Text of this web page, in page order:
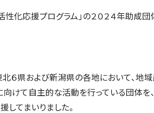
化応援プログラム」の２０２４年助成団
６県および新潟県の各地において、地
けて自主的な活動を行っている団体を、
してまいりました。